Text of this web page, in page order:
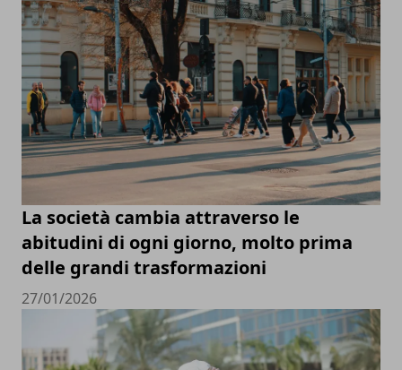
La società cambia attraverso le
abitudini di ogni giorno, molto prima
delle grandi trasformazioni
27/01/2026